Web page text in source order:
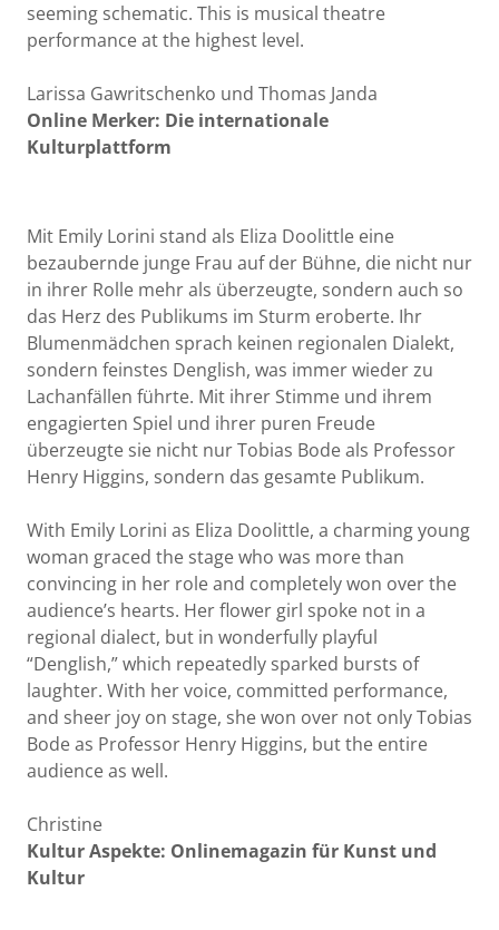
seeming schematic. This is musical theatre
performance at the highest level.
Larissa Gawritschenko und Thomas Janda
Online Merker: Die internationale
Kulturplattform
Mit Emily Lorini stand als Eliza Doolittle eine
bezaubernde junge Frau auf der Bühne, die nicht nur
in ihrer Rolle mehr als überzeugte, sondern auch so
das Herz des Publikums im Sturm eroberte. Ihr
Blumenmädchen sprach keinen regionalen Dialekt,
sondern feinstes Denglish, was immer wieder zu
Lachanfällen führte. Mit ihrer Stimme und ihrem
engagierten Spiel und ihrer puren Freude
überzeugte sie nicht nur Tobias Bode als Professor
Henry Higgins, sondern das gesamte Publikum.
With Emily Lorini as Eliza Doolittle, a charming young
woman graced the stage who was more than
convincing in her role and completely won over the
audience’s hearts. Her flower girl spoke not in a
regional dialect, but in wonderfully playful
“Denglish,” which repeatedly sparked bursts of
laughter. With her voice, committed performance,
and sheer joy on stage, she won over not only Tobias
Bode as Professor Henry Higgins, but the entire
audience as well.
Christine
Kultur Aspekte: Onlinemagazin für Kunst und
Kultur